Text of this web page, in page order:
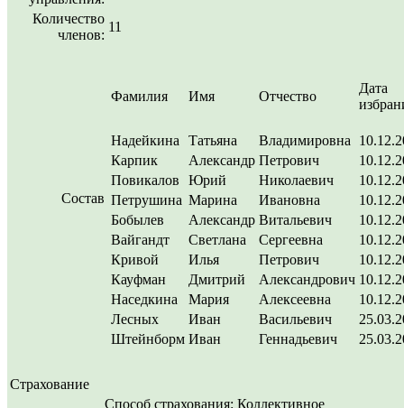
Количество
членов:
11
Состав
Фамилия Имя Отчество
Дата
Надейкина Татьяна Владимировна
Карпик
Александр Петрович
Повикалов
Юрий Николаевич
Петрушина Марина Ивановна
Бобылев
Александр Витальевич
Вайгандт
Светлана Сергеевна
Кривой
Илья Петрович
Кауфман
Дмитрий Александрович
Наседкина
Мария Алексеевна
Лесных
Иван Васильевич
Штейнборм Иван Геннадьевич
Страхование
Способ страхования: Коллективное